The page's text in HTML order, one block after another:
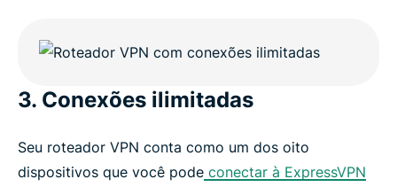
3. Conexões ilimitadas
Seu roteador VPN conta como um dos oito
dispositivos que você pode conectar à ExpressVPN